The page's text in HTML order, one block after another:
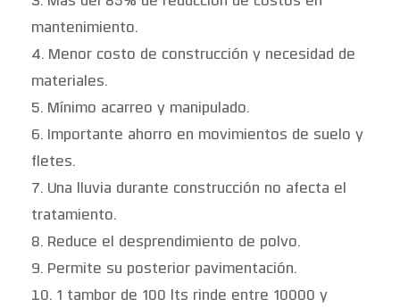
mantenimiento.
Menor costo de construcción y necesidad de
materiales.
Mínimo acarreo y manipulado.
Importante ahorro en movimientos de suelo y
fletes.
Una lluvia durante construcción no afecta el
tratamiento.
Reduce el desprendimiento de polvo.
Permite su posterior pavimentación.
1 tambor de 100 lts rinde entre 10000 y